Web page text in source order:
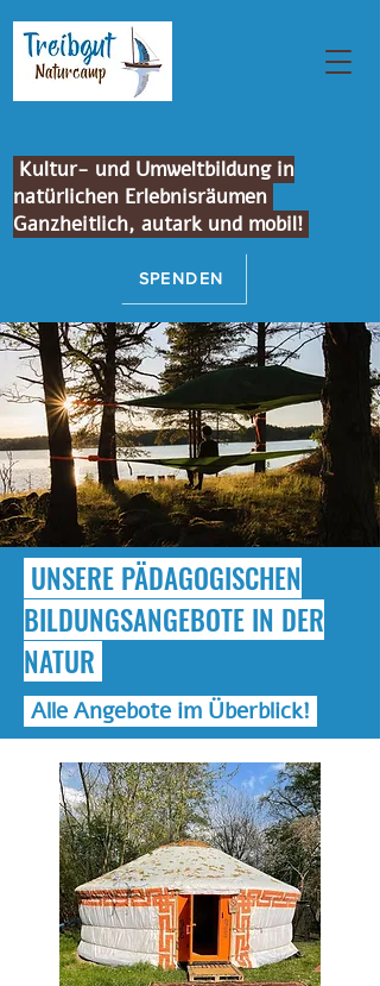
Kultur- und Umweltbildung in
natürlichen Erlebnisräumen
Ganzheitlich, autark und mobil!
SPENDEN
UNSERE PÄDAGOGISCHEN
BILDUNGSANGEBOTE IN DER
NATUR
Alle Angebote im Überblick!